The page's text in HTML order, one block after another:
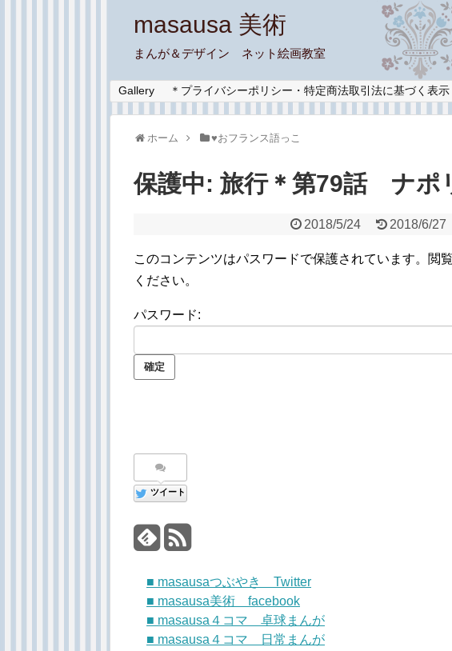
masausa 美術
まんが＆デザイン ネット絵画教室
Gallery ＊プライバシーポリシー・特定商法取引法に基づく表示
ホーム ♥︎おフランス語っこ
保護中: 旅行＊第79話 ナポ
2018/5/24 2018/6/27
このコンテンツはパスワードで保護されています。閲
ください。
パスワード:
ツイート
■ masausaつぶやき Twitter
■ masausa美術 facebook
■ masausa４コマ 卓球まんが
■ masausa４コマ 日常まんが